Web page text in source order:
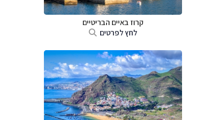
קרוז באיים הבריטיים
לחץ לפרטים